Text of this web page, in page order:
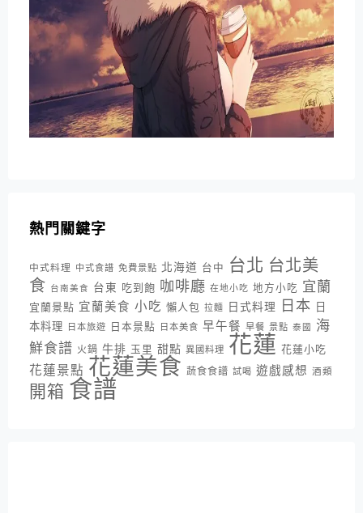
熱門關鍵字
中式料理 中式食譜 免費景點 北海道 台中 台北 台北美
食 台南美食 台東 吃到飽 咖啡廳 在地小吃 地方小吃 宜蘭
宜蘭景點 宜蘭美食 小吃 懶人包 拉麵 日式料理 日本 日
本料理
日本旅遊 日本景點 日本美食 早午餐 早餐 景點 泰國
海
鮮食譜 火鍋 牛排 玉里 甜點 異國料理 花蓮 花蓮小吃
花蓮景點 花蓮美食 蔬食食譜 試喝 遊戲感想 酒類
開箱 食譜